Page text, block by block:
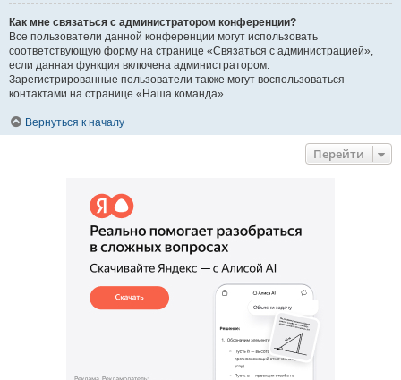
Как мне связаться с администратором конференции?
Все пользователи данной конференции могут использовать
соответствующую форму на странице «Связаться с администрацией»,
если данная функция включена администратором.
Зарегистрированные пользователи также могут воспользоваться
контактами на странице «Наша команда».
Вернуться к началу
Перейти